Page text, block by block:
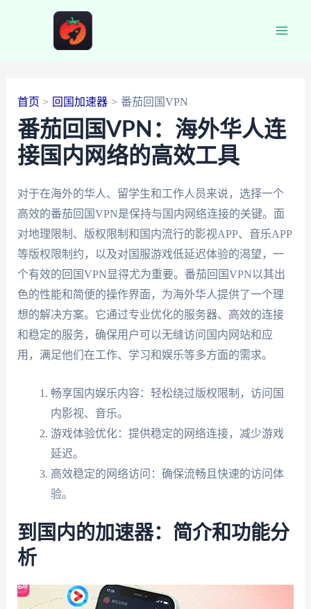
首页 回国加速器 番茄回国VPN
番茄回国VPN：海外华人连
接国内网络的高效工具
对于在海外的华人、留学生和工作人员来说，选择一个
高效的番茄回国VPN是保持与国内网络连接的关键。面
对地理限制、版权限制和国内流行的影视APP、音乐APP
等版权限制约，以及对国服游戏低延迟体验的渴望，一
个有效的回国VPN显得尤为重要。番茄回国VPN以其出
色的性能和简便的操作界面，为海外华人提供了一个理
想的解决方案。它通过专业优化的服务器、高效的连接
和稳定的服务，确保用户可以无缝访问国内网站和应
用，满足他们在工作、学习和娱乐等多方面的需求。
畅享国内娱乐内容：轻松绕过版权限制，访问国
内影视、音乐。
游戏体验优化：提供稳定的网络连接，减少游戏
延迟。
高效稳定的网络访问：确保流畅且快速的访问体
验。
到国内的加速器：简介和功能分
析